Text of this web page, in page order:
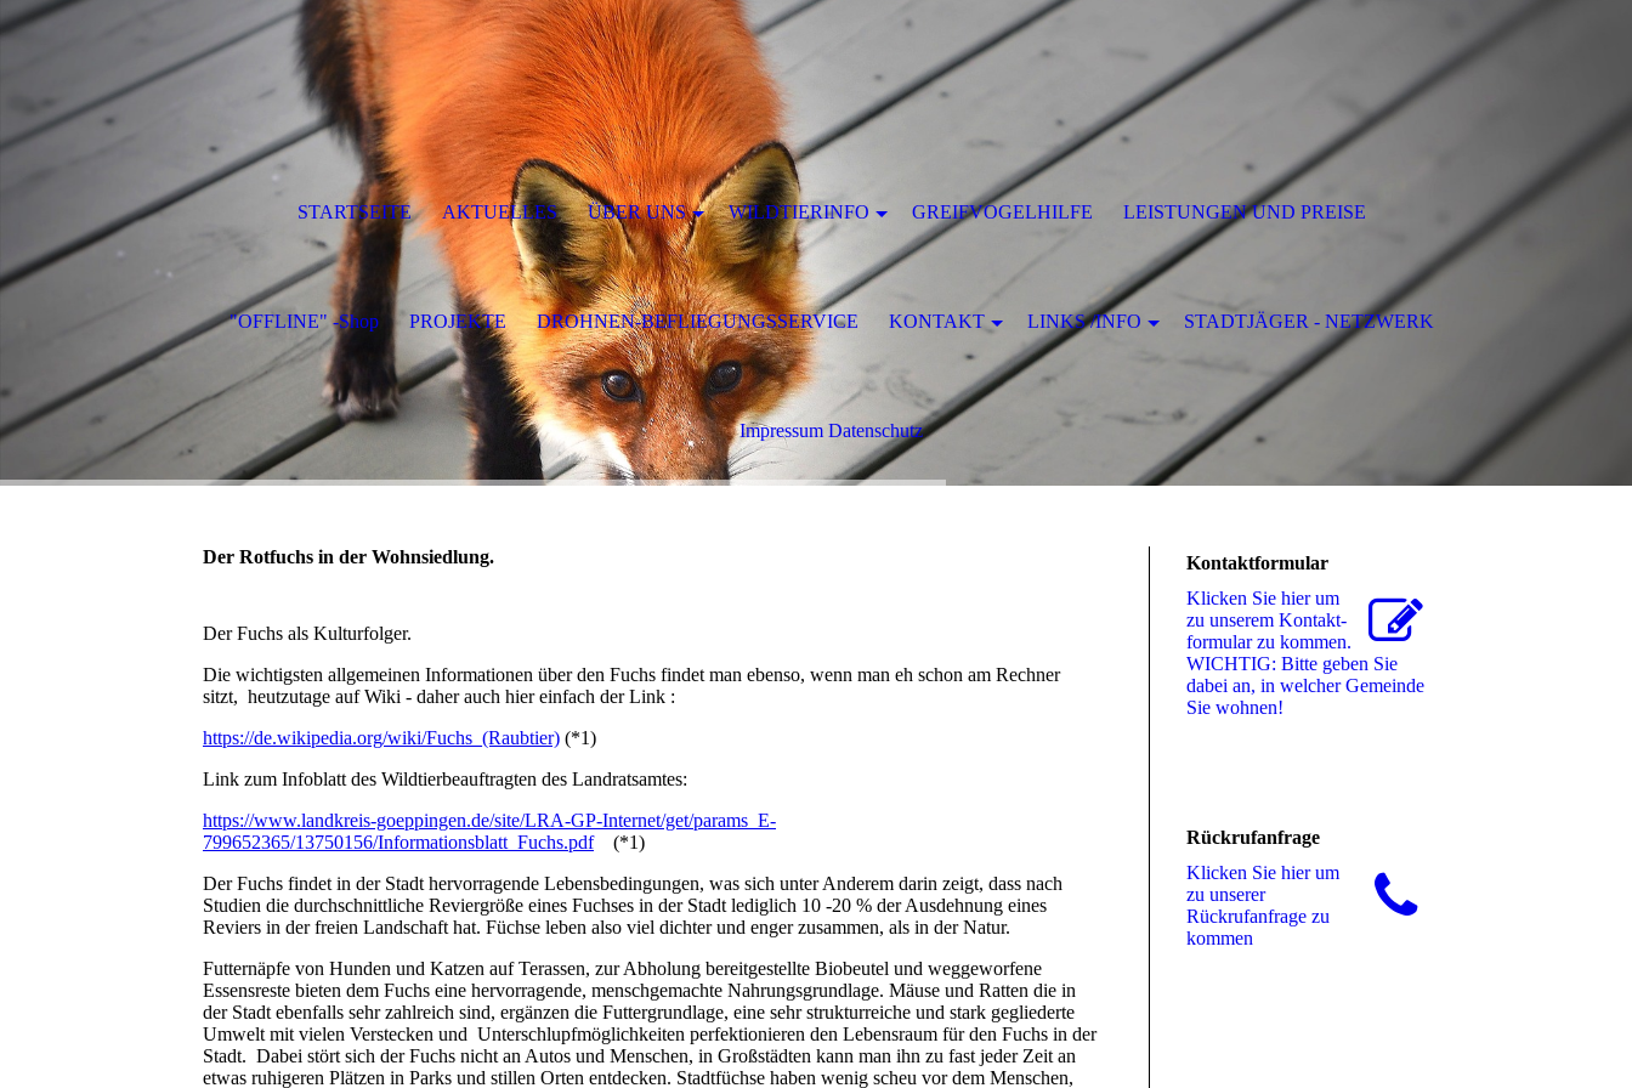
Der Rotfuchs in der Wohnsiedlung.
Der Fuchs als Kulturfolger.
Die wichtigsten allgemeinen Informationen über den Fuchs findet man ebenso, wenn man eh schon am Rechner
sitzt, heutzutage auf Wiki - daher auch hier einfach der Link :
https://de.wikipedia.org/wiki/Fuchs_(Raubtier) (*1)
Link zum Infoblatt des Wildtierbeauftragten des Landratsamtes:
https://www.landkreis-goeppingen.de/site/LRA-GP-Internet/get/params_E-
799652365/13750156/Informationsblatt_Fuchs.pdf(*1)
Der Fuchs findet in der Stadt hervorragende Lebensbedingungen, was sich unter Anderem darin zeigt, dass nach
Studien die durchschnittliche Reviergröße eines Fuchses in der Stadt lediglich 10 -20 % der Ausdehnung eines
Reviers in der freien Landschaft hat. Füchse leben also viel dichter und enger zusammen, als in der Natur.
Futternäpfe von Hunden und Katzen auf Terassen, zur Abholung bereitgestellte Biobeutel und weggeworfene
Essensreste bieten dem Fuchs eine hervorragende, menschgemachte Nahrungsgrundlage. Mäuse und Ratten die in
der Stadt ebenfalls sehr zahlreich sind, ergänzen die Futtergrundlage, eine sehr strukturreiche und stark gegliederte
Umwelt mit vielen Verstecken und Unterschlupfmöglichkeiten perfektionieren den Lebensraum für den Fuchs in der
Stadt. Dabei stört sich der Fuchs nicht an Autos und Menschen, in Großstädten kann man ihn zu fast jeder Zeit an
etwas ruhigeren Plätzen in Parks und stillen Orten entdecken. Stadtfüchse haben wenig scheu vor dem Menschen,
Kontaktformular
Klicken Sie hier um
zu unserem Kon­takt­
for­mu­lar zu kommen.
WICHTIG: Bitte geben Sie
dabei an, in welcher Gemeinde
Sie wohnen!
Rückrufanfrage
Klicken Sie hier um
zu unserer
Rückrufanfrage zu
kommen
STARTSEITE AKTUELLES ÜBER UNS WILDTIERINFO GREIFVOGELHILFE LEISTUNGEN UND PREISE
"OFFLINE" -Shop PROJEKTE DROHNEN-BEFLIEGUNGSSERVICE KONTAKT LINKS /INFO STADTJÄGER - NETZWERK
Impressum Datenschutz